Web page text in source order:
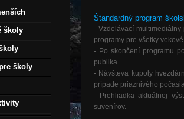
školy
školy
Štandardný program
- Vzdelávací multimediálny
programy pre všetky vekové
- Po skončení programu
publika.
- Návšteva kupoly
prípade priaznivého
- Prehliadka aktuálnej
suvenírov.